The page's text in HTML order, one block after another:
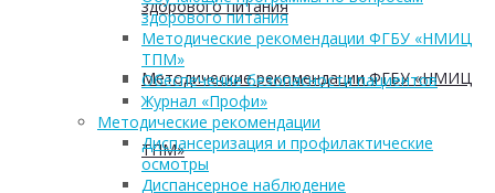
здорового питания
Методические рекомендации ФГБУ «НМИЦ
ТПМ»
здорового питания
Методические рекомендации ФГБУ «НМИЦ
ТПМ»
Обеспечение безопасности пациентов
Журнал «Профи»
Методические рекомендации
Диспансеризация и профилактические
осмотры
Диспансерное наблюдение